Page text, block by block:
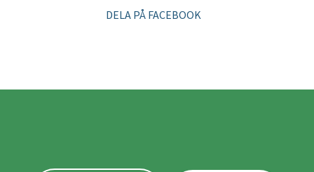
DELA PÅ FACEBOOK